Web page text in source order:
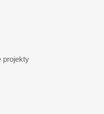
projekty